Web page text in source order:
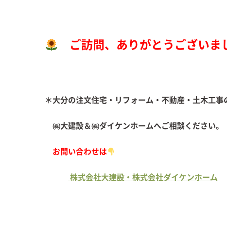
ご訪問、ありがとうござい
＊大分の注文住宅・リフォーム・不動産・土木工事
㈱大建設＆㈱ダイケンホームへご相
お問い合わせは
株式会社大建設・株式会社ダイケンホーム